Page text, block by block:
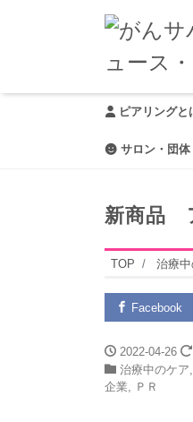
ピアリングと
サロン・団体
新商品
TOP 治療
Facebook
2022-04-26
治療中のケア
企業
ＰＲ